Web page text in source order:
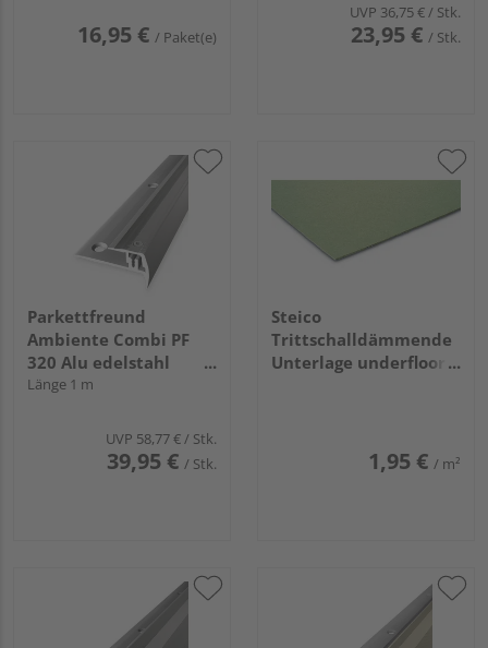
16,95 € / Paket(e)
UVP 36,75 €/ Stk.
23,95 € / Stk.
Parkettfreund
Ambiente Combi PF
320 Alu edelstahl
eloxiert
Länge 1 m
UVP 58,77 €/ Stk.
39,95 € / Stk.
Steico
Trittschalldämmende
Unterlage underfloor
1,95 € / m²